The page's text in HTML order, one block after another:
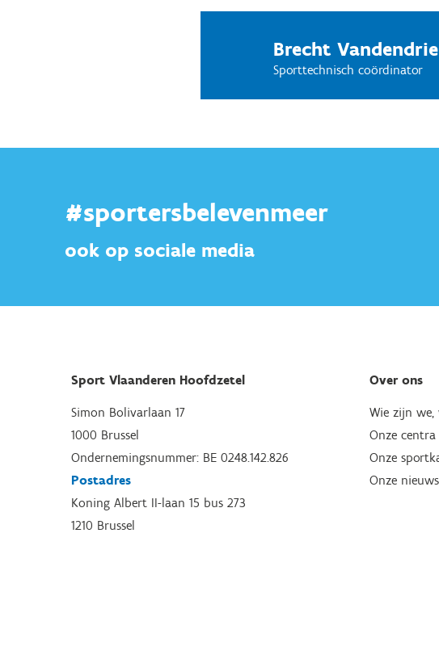
Brecht
Sporttechnisch coördinator
#sportersbelevenmeer
ook op sociale media
Sport Vlaanderen Hoofdzetel
Simon Bolivarlaan 17
1000 Brussel
Ondernemingsnummer: BE 0248.142.826
Postadres
Koning Albert II-laan 15 bus 273
1210 Brussel
Over ons
Wie zijn
Onze centra
Onze
Onze